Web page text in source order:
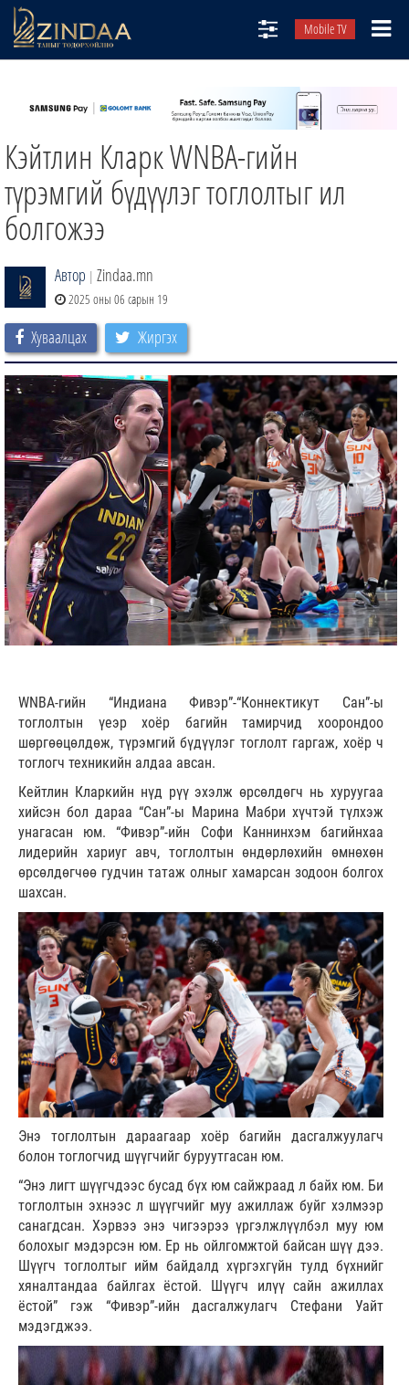
Mobile TV
ТВ8
ӨГЛӨӨНИЙ СОНИН
ЗИНДАА СЭТГҮҮЛ
Кэйтлин Кларк WNBА-гийн
түрэмгий бүдүүлэг тоглолтыг ил
болгожээ
Автор | Zindaa.mn
2025 оны 06 сарын 19
Хуваалцах Жиргэх
WNBA-гийн “Индиана Фивэр”-“Коннектикут Сан”-ы
тоглолтын үеэр хоёр багийн тамирчид хоорондоо
шөргөөцөлдөж, түрэмгий бүдүүлэг тоглолт гаргаж, хоёр ч
тоглогч техникийн алдаа авсан.
Кейтлин Кларкийн нүд рүү эхэлж өрсөлдөгч нь хуруугаа
хийсэн бол дараа “Сан”-ы Марина Мабри хүчтэй түлхэж
унагасан юм. “Фивэр”-ийн Софи Каннинхэм багийнхаа
лидерийн хариуг авч, тоглолтын өндөрлөхийн өмнөхөн
өрсөлдөгчөө гудчин татаж олныг хамарсан зодоон болгох
шахсан.
Энэ тоглолтын дараагаар хоёр багийн дасгалжуулагч
болон тоглогчид шүүгчийг буруутгасан юм.
“Энэ лигт шүүгчдээс бусад бүх юм сайжраад л байх юм. Би
тоглолтын эхнээс л шүүгчийг муу ажиллаж буйг хэлмээр
санагдсан. Хэрвээ энэ чигээрээ үргэлжлүүлбэл муу юм
болохыг мэдэрсэн юм. Ер нь ойлгомжтой байсан шүү дээ.
Шүүгч тоглолтыг ийм байдалд хүргэхгүйн тулд бүхнийг
хяналтандаа байлгах ёстой. Шүүгч илүү сайн ажиллах
ёстой” гэж “Фивэр”-ийн дасгалжулагч Стефани Уайт
мэдэгджээ.